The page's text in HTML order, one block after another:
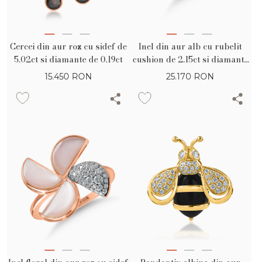
Cercei din aur roz cu sidef de
5.02ct si diamante de 0.19ct
15.450 RON
Inel din aur alb cu rubelit
cushion de 2.15ct si diamante
de 0.35ct
25.170 RON